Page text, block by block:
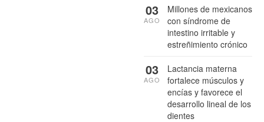
Millones de mexicanos
con síndrome de
intestino irritable y
estreñimiento crónico
03
AGO
Lactancia materna
fortalece músculos y
encías y favorece el
desarrollo lineal de los
dientes
03
AGO